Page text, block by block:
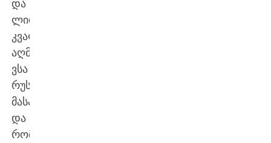
და
ლიდერთა
კვალში
აღმოჩნდა.
ვსა
რუსთავს
მასპინძლობდა
და
რომ